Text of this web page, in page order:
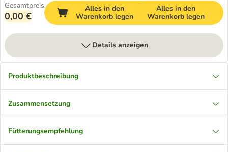
Gesamtpreis
0,00 €
Alles in den
Warenkorb legen
Alles in den
Warenkorb legen
Details anzeigen
Produktbeschreibung
Zusammensetzung
Fütterungsempfehlung